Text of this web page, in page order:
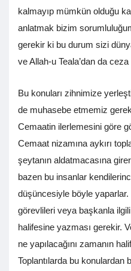
kalmayıp mümkün olduğu
anlatmak bizim
gerekir ki bu durum sizi
ve Allah-u Teala’dan da
Bu konuları zihnimize
de muhasebe etmemiz
Cemaatin ilerlemesini göre
Cemaat nizamına aykırı
şeytanın aldatmacasına
bazen bu insanlar
düşüncesiyle böyle
görevlileri veya başkanla
halifesine yazması gerekir.
ne yapılacağını zamanın
Toplantılarda bu